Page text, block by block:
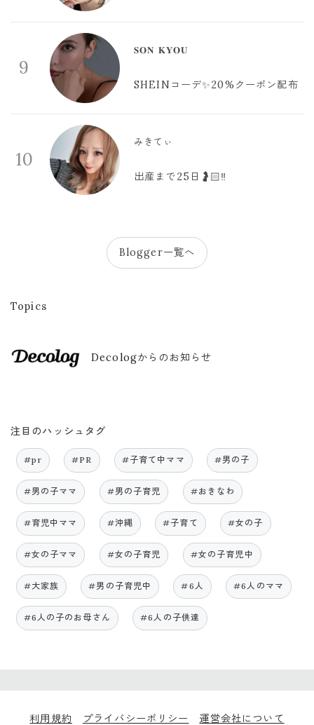
9
𝐒𝐎𝐍 𝐊𝐘𝐎𝐔
SHEINコーデ✨20%クーポン配布
10
みきてぃ
出産まで25日🤰🏻‼️
Blogger一覧へ
Topics
Decologからのお知らせ
注目のハッシュタグ
#pr #PR #子育て中ママ #男の子
#男の子ママ #男の子育児 #おきなわ
#育児中ママ #沖縄 #子育て #女の子
#女の子ママ #女の子育児 #女の子育児中
#大家族 #男の子育児中 #6人 #6人のママ
#6人の子のお母さん #6人の子供達
利用規約 プライバシーポリシー 運営会社について